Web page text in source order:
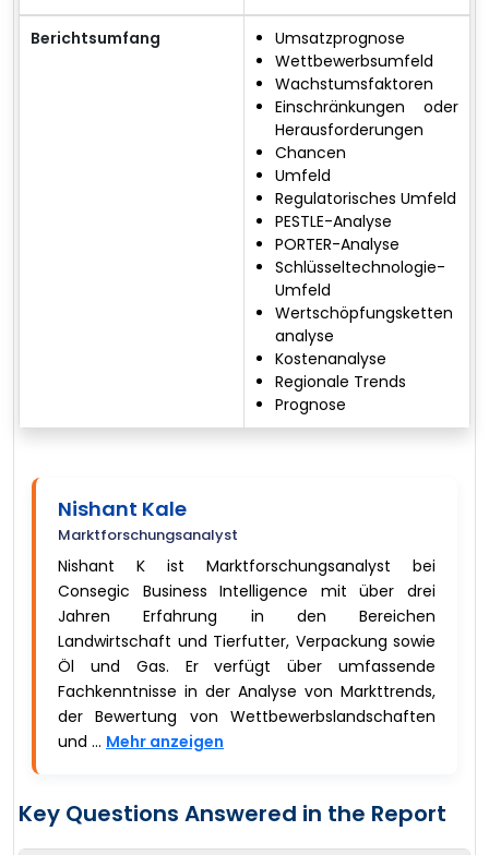
Berichtsumfang
Umsatzprognose
Wettbewerbsumfeld
Wachstumsfaktoren
Einschränkungen oder
Herausforderungen
Chancen
Umfeld
Regulatorisches Umfeld
PESTLE-Analyse
PORTER-Analyse
Schlüsseltechnologie-
Umfeld
Wertschöpfungsketten
analyse
Kostenanalyse
Regionale Trends
Prognose
Nishant Kale
Marktforschungsanalyst
Nishant K ist Marktforschungsanalyst bei
Consegic Business Intelligence mit über drei
Jahren Erfahrung in den Bereichen
Landwirtschaft und Tierfutter, Verpackung sowie
Öl und Gas. Er verfügt über umfassende
Fachkenntnisse in der Analyse von Markttrends,
der Bewertung von Wettbewerbslandschaften
und ... Mehr anzeigen
Key Questions Answered in the Report